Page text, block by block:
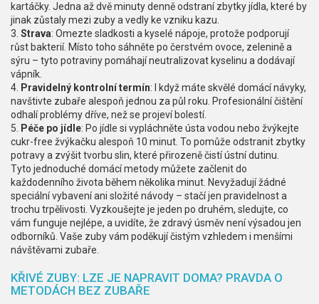
kartáčky. Jedna až dvě minuty denně odstraní zbytky jídla, které by
jinak zůstaly mezi zuby a vedly ke vzniku kazu.
3. Strava: Omezte sladkosti a kyselé nápoje, protože podporují
růst bakterií. Místo toho sáhněte po čerstvém ovoce, zelenině a
sýru – tyto potraviny pomáhají neutralizovat kyselinu a dodávají
vápník.
4. Pravidelný kontrolní termín: I když máte skvělé domácí návyky,
navštivte zubaře alespoň jednou za půl roku. Profesionální čištění
odhalí problémy dříve, než se projeví bolestí.
5.
Péče po jídle: Po jídle si vypláchněte ústa vodou nebo žvýkejte
cukr-free žvýkačku alespoň 10 minut. To pomůže odstranit zbytky
potravy a zvýšit tvorbu slin, které přirozeně čistí ústní dutinu.
Tyto jednoduché domácí metody můžete začlenit do
každodenního života během několika minut. Nevyžadují žádné
speciální vybavení ani složité návody – stačí jen pravidelnost a
trochu trpělivosti. Vyzkoušejte je jeden po druhém, sledujte, co
vám funguje nejlépe, a uvidíte, že zdravý úsměv není výsadou jen
odborníků. Vaše zuby vám poděkují čistým vzhledem i menšími
návštěvami zubaře.
KŘIVÉ ZUBY: LZE JE NAPRAVIT DOMA? PRAVDA O
METODÁCH BEZ ZUBAŘE